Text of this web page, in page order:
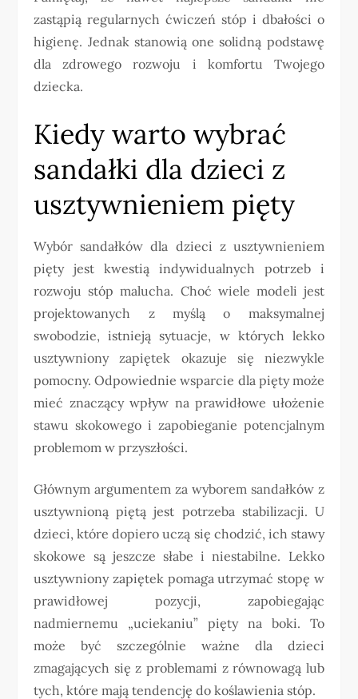
zastąpią regularnych ćwiczeń stóp i dbałości o
higienę. Jednak stanowią one solidną podstawę
dla zdrowego rozwoju i komfortu Twojego
dziecka.
Kiedy warto wybrać
sandałki dla dzieci z
usztywnieniem pięty
Wybór sandałków dla dzieci z usztywnieniem
pięty jest kwestią indywidualnych potrzeb i
rozwoju stóp malucha. Choć wiele modeli jest
projektowanych z myślą o maksymalnej
swobodzie, istnieją sytuacje, w których lekko
usztywniony zapiętek okazuje się niezwykle
pomocny. Odpowiednie wsparcie dla pięty może
mieć znaczący wpływ na prawidłowe ułożenie
stawu skokowego i zapobieganie potencjalnym
problemom w przyszłości.
Głównym argumentem za wyborem sandałków z
usztywnioną piętą jest potrzeba stabilizacji. U
dzieci, które dopiero uczą się chodzić, ich stawy
skokowe są jeszcze słabe i niestabilne. Lekko
usztywniony zapiętek pomaga utrzymać stopę w
prawidłowej pozycji, zapobiegając
nadmiernemu „uciekaniu” pięty na boki. To
może być szczególnie ważne dla dzieci
zmagających się z problemami z równowagą lub
tych, które mają tendencję do koślawienia stóp.